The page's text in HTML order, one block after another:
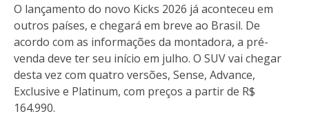
O lançamento do novo Kicks 2026 já aconteceu em
outros países, e chegará em breve ao Brasil. De
acordo com as informações da montadora, a pré-
venda deve ter seu início em julho. O SUV vai chegar
desta vez com quatro versões, Sense, Advance,
Exclusive e Platinum, com preços a partir de R$
164.990.